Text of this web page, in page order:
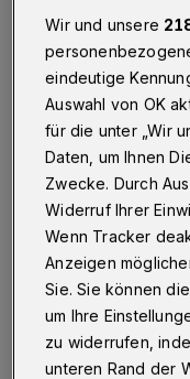
Wuppertal·Nach
Inneren der
33 und 33a
19.09.2017 , 16:53 Uhr
Wir und unsere
eindeutige
Auswahl von OK
für die unter „Wir
Daten, um Ihnen
Zwecke. Durch
Widerruf Ihrer
Wenn Tracker
Anzeigen
Sie. Sie können
um Ihre
zu widerrufen,
unteren Rand der